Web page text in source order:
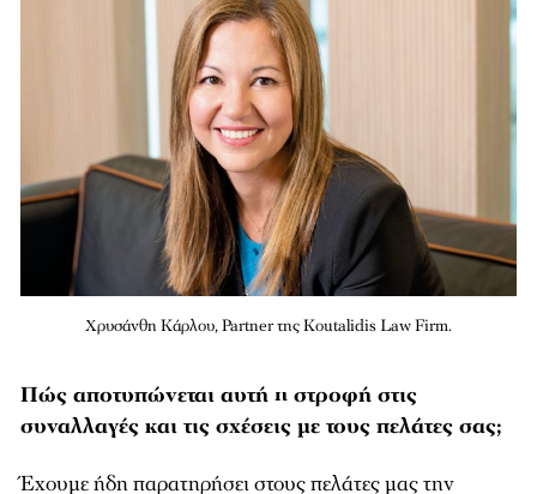
Χρυσάνθη Κάρλου, Partner της Koutalidis Law Firm.
Πώς αποτυπώνεται αυτή η στροφή στις
συναλλαγές και τις σχέσεις με τους πελάτες σας;
Έχουμε ήδη παρατηρήσει στους πελάτες μας την